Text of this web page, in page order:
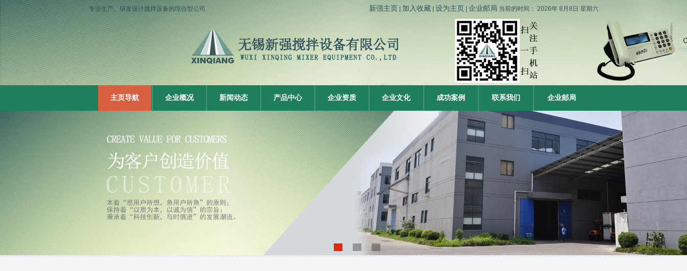
专业生产、研发设计搅拌设备的综合型公司 新强主页 加入收藏| 设为主页 企业邮局 当前的时间： 2026年 8月8日 星期六
主页导航 企业概况 新闻动态 产品中心 企业资质 企业文化 成功案例 联系我们 企业邮局